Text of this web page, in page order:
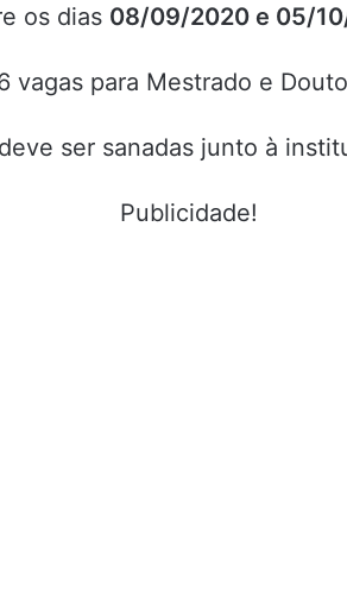
os dias 08/09/2020 e 05/
vagas para Mestrado e
ser sanadas junto à
Publicidade!